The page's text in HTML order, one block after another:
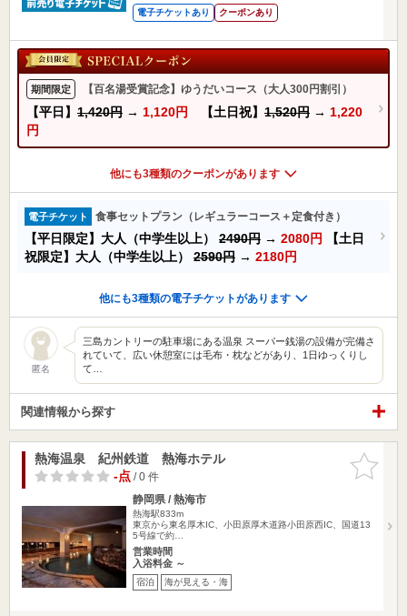
電子チケットあり クーポンあり
期間限定 【百名湯受賞記念】ゆうだいコース（大人300円割引）
【平日】 1,420円 → 1,120円 【土日祝】 1,520円 → 1,220
円
他にも3種類のクーポンがあります
電子チケット 食事セットプラン（レギュラーコース＋定食付き）
【平日限定】大人（中学生以上） 2490円 → 2080円
【土日
祝限定】大人（中学生以上） 2590円 → 2180円
他にも3種類の電子チケットがあります
匿名
三島カントリーの駐車場にある温泉 スーパー銭湯の設備が完備さ
れていて、広い休憩室には毛布・枕などがあり、1日ゆっくりし
て…
関連情報から探す
お気に入
りに追加
熱海温泉 紀州鉄道 熱海ホテル
-点/ 0 件
静岡県 / 熱海市
熱海駅833m
東京から東名厚木IC、小田原厚木道路小田原西IC、国道13
5号線で約…
営業時間
入浴料金 ～
宿泊 海が見える・海